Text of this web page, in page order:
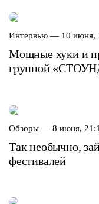
Интервью — 10 июня,
Мощные хуки и
группой
Обзоры — 8 июня,
Так необычно,
фестивалей